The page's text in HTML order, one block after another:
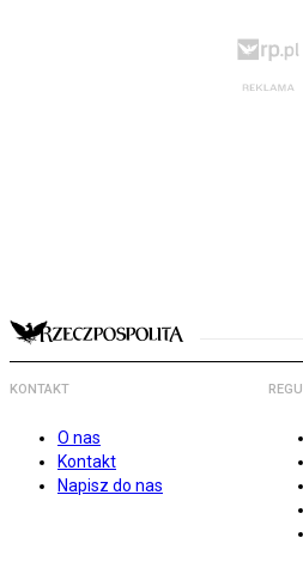
KONTAKT
O nas
Kontakt
Napisz do nas